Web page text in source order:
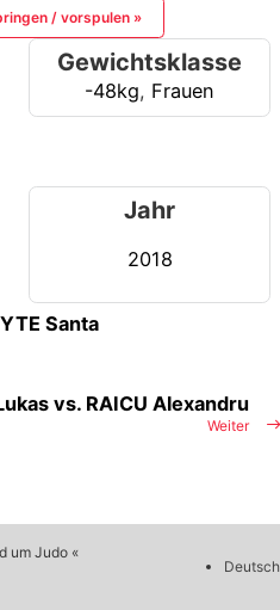
/ vorspulen »
Gewichtsklasse
-48kg, Frauen
Jahr
2018
Santa
Weiter
vs. RAICU Alexandru
um Judo «
Deutsch